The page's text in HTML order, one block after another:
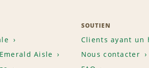
Aisle
SOUTIEN
Clients ayant un
Nous contacter